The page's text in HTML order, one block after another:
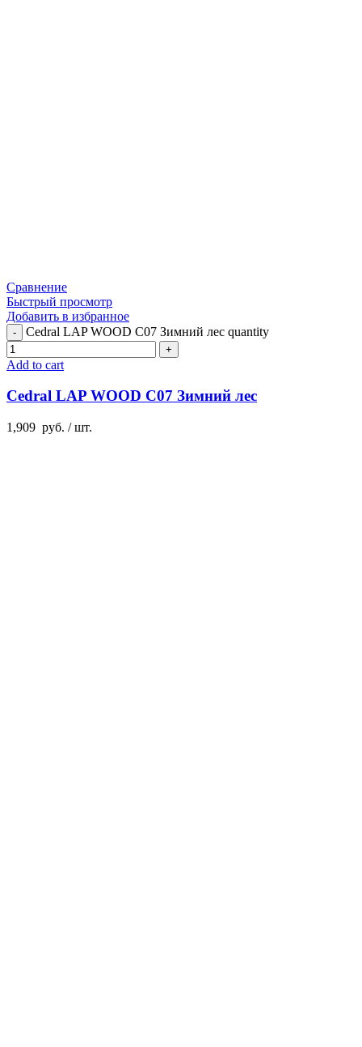
Сравнение
Быстрый просмотр
Добавить в избранное
Cedral LAP WOOD C07 Зимний лес quantity
Add to cart
Cedral LAP WOOD C07 Зимний лес
1,909 руб. / шт.